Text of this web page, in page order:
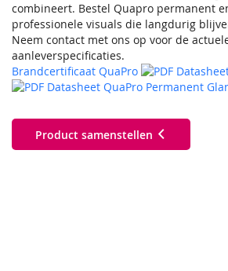
combineert. Bestel Quapro permanent
professionele visuals die langdurig
Neem contact met ons op voor de
aanleverspecificaties.
Brandcertificaat QuaPro
Datasheet QuaPro Permanent
Product samenstellen